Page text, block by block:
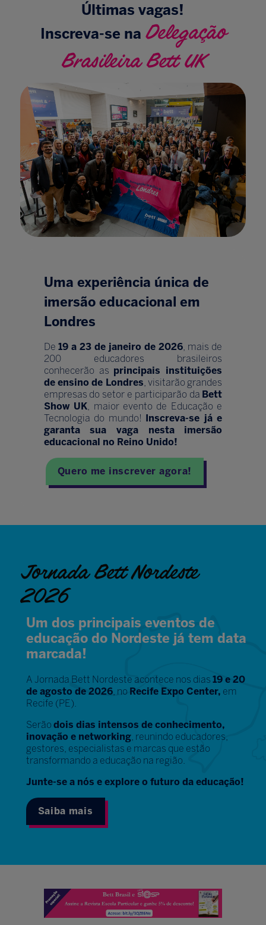
Últimas vagas!
Inscreva-se na Delegação
Brasileira Bett UK
Uma experiência única de
imersão educacional em
Londres
De 19 a 23 de janeiro de 2026, mais de
200 educadores brasileiros
conhecerão as principais instituições
de ensino de Londres, visitarão grandes
empresas do setor e participarão da Bett
Show UK, maior evento de Educação e
Tecnologia do mundo! Inscreva-se já e
garanta sua vaga nesta imersão
educacional no Reino Unido!
Quero me inscrever agora!
Jornada Bett Nordeste
2026
Um dos principais eventos de
educação do Nordeste já tem data
marcada!
A Jornada Bett Nordeste acontece nos dias 19 e 20
de agosto de 2026, no Recife Expo Center, em
Recife (PE).
Serão dois dias intensos de conhecimento,
inovação e networking, reunindo educadores,
gestores, especialistas e marcas que estão
transformando a educação na região.
Junte-se a nós e explore o futuro da educação!
Saiba mais